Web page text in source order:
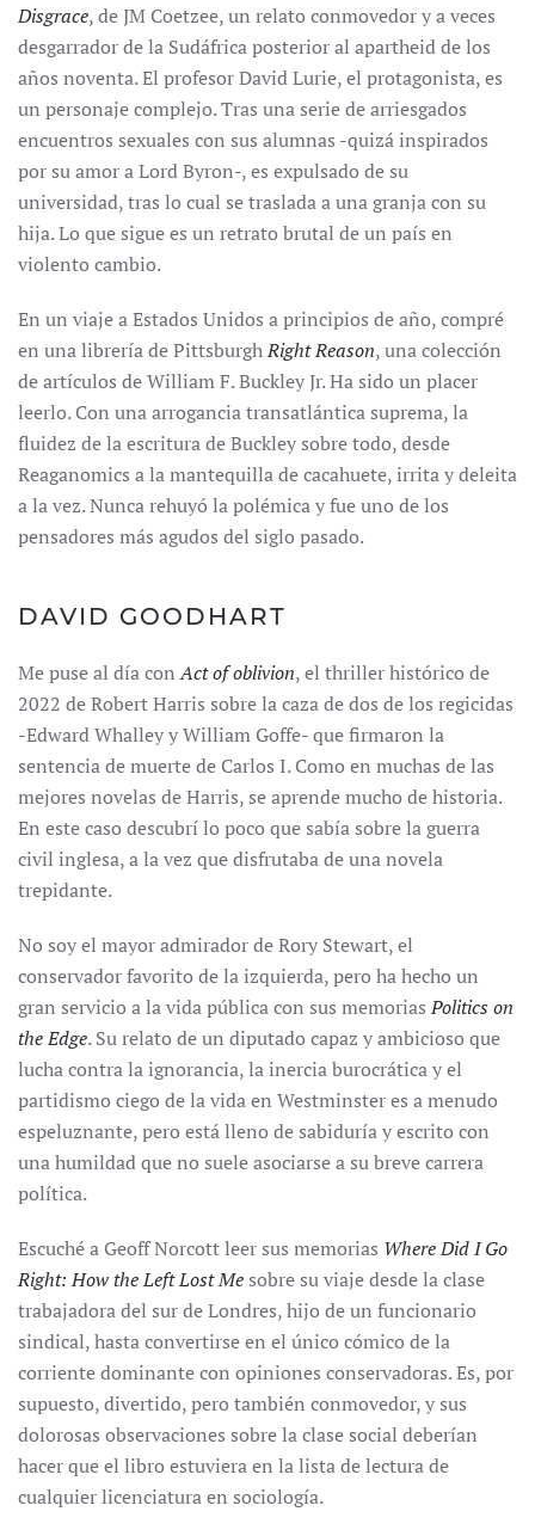
Disgrace, de JM Coetzee, un relato conmovedor y a veces
desgarrador de la Sudáfrica posterior al apartheid de los
años noventa. El profesor David Lurie, el protagonista, es
un personaje complejo. Tras una serie de arriesgados
encuentros sexuales con sus alumnas -quizá inspirados
por su amor a Lord Byron-, es expulsado de su
universidad, tras lo cual se traslada a una granja con su
hija. Lo que sigue es un retrato brutal de un país en
violento cambio.
En un viaje a Estados Unidos a principios de año, compré
en una librería de PittsburghRight Reason, una colección
de artículos de William F. Buckley Jr. Ha sido un placer
leerlo. Con una arrogancia transatlántica suprema, la
fluidez de la escritura de Buckley sobre todo, desde
Reaganomics a la mantequilla de cacahuete, irrita y deleita
a la vez. Nunca rehuyó la polémica y fue uno de los
pensadores más agudos del siglo pasado.
DAVID GOODHART
Me puse al día conAct of oblivion, el thriller histórico de
2022 de Robert Harris sobre la caza de dos de los regicidas
-Edward Whalley y William Goffe- que firmaron la
sentencia de muerte de Carlos I. Como en muchas de las
mejores novelas de Harris, se aprende mucho de historia.
En este caso descubrí lo poco que sabía sobre la guerra
civil inglesa, a la vez que disfrutaba de una novela
trepidante.
No soy el mayor admirador de Rory Stewart, el
conservador favorito de la izquierda, pero ha hecho un
gran servicio a la vida pública con sus memoriasPolitics on
the Edge. Su relato de un diputado capaz y ambicioso que
lucha contra la ignorancia, la inercia burocrática y el
partidismo ciego de la vida en Westminster es a menudo
espeluznante, pero está lleno de sabiduría y escrito con
una humildad que no suele asociarse a su breve carrera
política.
Escuché a Geoff Norcott leer sus memorias Where Did I Go
Right: How the Left Lost Me sobre su viaje desde la clase
trabajadora del sur de Londres, hijo de un funcionario
sindical, hasta convertirse en el único cómico de la
corriente dominante con opiniones conservadoras. Es, por
supuesto, divertido, pero también conmovedor, y sus
dolorosas observaciones sobre la clase social deberían
hacer que el libro estuviera en la lista de lectura de
cualquier licenciatura en sociología.